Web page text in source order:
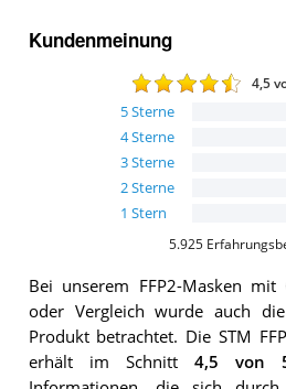
Kundenmeinung
4,5
5Sterne
4Sterne
3Sterne
2Sterne
1 Stern
5.925
Bei unserem FFP2-Masken mit
oder Vergleich wurde auch
Produkt betrachtet. Die STM
erhält im Schnitt4,5 von